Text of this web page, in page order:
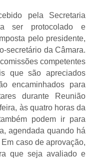
pela Secretaria
ser protocolado e
pelo presidente,
secretário da Câmara.
competentes
que são apreciados
encaminhados para
durante Reunião
às quatro horas da
podem ir para
agendada quando há
caso de aprovação,
que seja avaliado e